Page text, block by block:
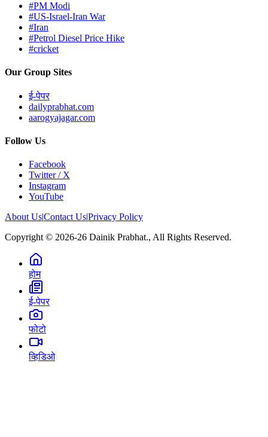
#PM Modi
#US-Israel-Iran War
#Iran
#Petrol Diesel Price Hike
#cricket
Our Group Sites
ई-पेपर
dailyprabhat.com
aarogyajagar.com
Follow Us
Facebook
Twitter / X
Instagram
YouTube
About Us|Contact Us|Privacy Policy
Copyright © 2026-26 Dainik Prabhat., All Rights Reserved.
होम
ई-पेपर
फोटो
व्हिडिओ